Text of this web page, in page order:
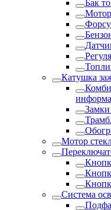
Бак
Мотор
Катушка
Мотор
Система